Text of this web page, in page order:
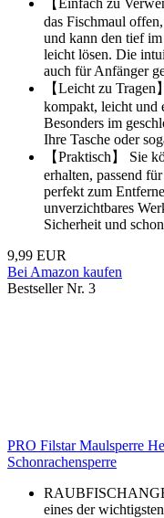
【Einfach zu
das Fischmaul
und kann den tief
leicht lösen. Die
auch für Anfänger
【Leicht zu
kompakt, leicht und
Besonders im
Ihre Tasche oder
【Praktisch】 Sie
erhalten, passend
perfekt zum
unverzichtbares
Sicherheit und
9,99 EUR
Bei Amazon kaufen
Bestseller Nr. 3
PRO Filstar Maulsperre
Schonrachensperre
eines der